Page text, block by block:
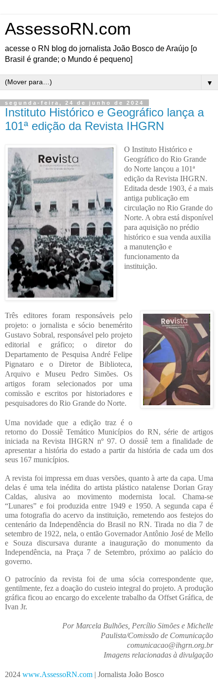
AssessoRN.com
acesse o RN blog do jornalista João Bosco de Araújo [o
Brasil é grande; o Mundo é pequeno]
▼
segunda-feira, 24 de junho de 2024
Instituto Histórico e Geográfico lança a
101ª edição da Revista IHGRN
O Instituto Histórico e
Geográfico do Rio Grande
do Norte lançou a 101ª
edição da Revista IHGRN.
Editada desde 1903, é a mais
antiga publicação em
circulação no Rio Grande do
Norte. A obra está disponível
para aquisição no prédio
histórico e sua venda auxilia
a manutenção e
funcionamento da
instituição.
Três editores foram responsáveis pelo
projeto: o jornalista e sócio benemérito
Gustavo Sobral, responsável pelo projeto
editorial e gráfico; o diretor do
Departamento de Pesquisa André Felipe
Pignataro e o Diretor de Biblioteca,
Arquivo e Museu Pedro Simões. Os
artigos foram selecionados por uma
comissão e escritos por historiadores e
pesquisadores do Rio Grande do Norte.
Uma novidade que a edição traz é o
retorno do Dossiê Temático Municípios do RN, série de artigos
iniciada na Revista IHGRN nº 97. O dossiê tem a finalidade de
apresentar a história do estado a partir da história de cada um dos
seus 167 municípios.
A revista foi impressa em duas versões, quanto à arte da capa. Uma
delas é uma tela inédita do artista plástico natalense Dorian Gray
Caldas, alusiva ao movimento modernista local. Chama-se
“Lunares” e foi produzida entre 1949 e 1950. A segunda capa é
uma fotografia do acervo da instituição, remetendo aos festejos do
centenário da Independência do Brasil no RN. Tirada no dia 7 de
setembro de 1922, nela, o então Governador Antônio José de Mello
e Souza discursava durante a inauguração do monumento da
Independência, na Praça 7 de Setembro, próximo ao palácio do
governo.
O patrocínio da revista foi de uma sócia correspondente que,
gentilmente, fez a doação do custeio integral do projeto. A produção
gráfica ficou ao encargo do excelente trabalho da Offset Gráfica, de
Ivan Jr.
Por Marcela Bulhões, Percílio Simões e Michelle
Paulista/Comissão de Comunicação
comunicacao@ihgrn.org.br
Imagens relacionadas à divulgação
2024 www.AssessoRN.com | Jornalista João Bosco